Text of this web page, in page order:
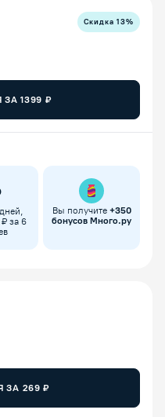
Скидка13%
ЗА1399 ₽
₽ за 6
Вы получите +350
бонусов Много.ру
ЗА 269 ₽